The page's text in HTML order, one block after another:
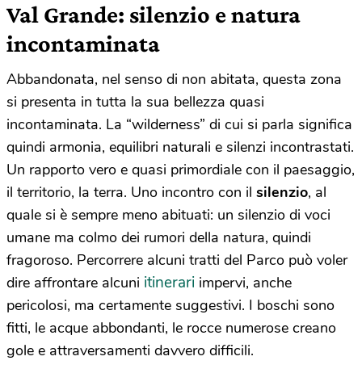
Val Grande: silenzio e natura
incontaminata
Abbandonata, nel senso di non abitata, questa zona
si presenta in tutta la sua bellezza quasi
incontaminata. La “wilderness” di cui si parla significa
quindi armonia, equilibri naturali e silenzi incontrastati.
Un rapporto vero e quasi primordiale con il paesaggio,
il territorio, la terra. Uno incontro con il silenzio, al
quale si è sempre meno abituati: un silenzio di voci
umane ma colmo dei rumori della natura, quindi
fragoroso. Percorrere alcuni tratti del Parco può voler
dire affrontare alcuni itinerari impervi, anche
pericolosi, ma certamente suggestivi. I boschi sono
fitti, le acque abbondanti, le rocce numerose creano
gole e attraversamenti davvero difficili.